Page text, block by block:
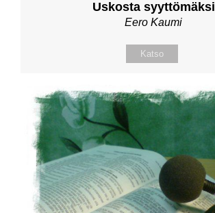
Uskosta syyttömäksi
Eero Kaumi
Katso